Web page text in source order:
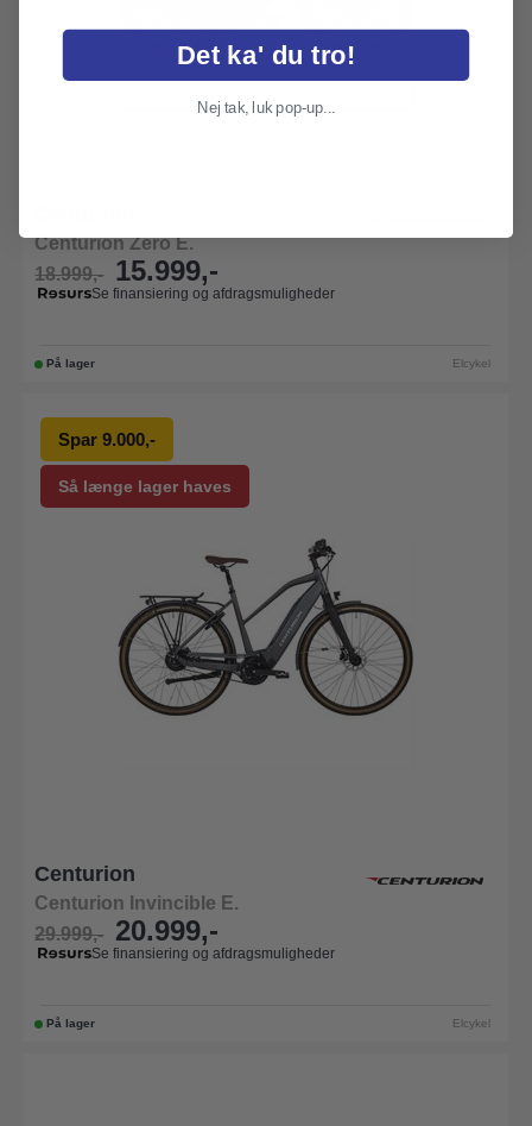
Centurion Zero E.
18.999,-
15.999,-
Se finansiering og afdragsmuligheder
På lager Elcykel
Så længe lager haves
Spar 9.000,-
Centurion
Centurion Invincible E.
29.999,-
20.999,-
Se finansiering og afdragsmuligheder
På lager Elcykel
Det ka' du tro!
Nej tak, luk pop-up...